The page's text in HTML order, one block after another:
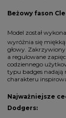
Beżowy fason
Model został
wyróżnia się
głowy.
a regulowane
codziennego
typu badges nadają
charakteru
Najważniejsze
Dodgers: